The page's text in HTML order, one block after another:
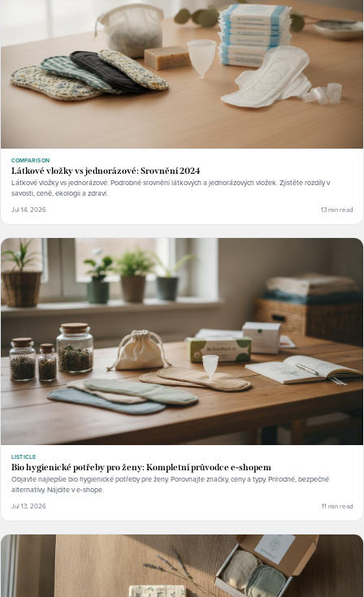
COMPARISON
Látkové vložky vs jednorázové: Srovnění 2024
Látkové vložky vs jednorázové: Podrobné srovnění látkových a jednorázových vložek. Zjistěte rozdíly v
savosti, ceně, ekologii a zdraví.
Jul 14, 2026 13 min read
LISTICLE
Bio hygienické potřeby pro ženy: Kompletní průvodce e-shopem
Objavte najlepšie bio hygienické potřeby pre ženy. Porovnajte značky, ceny a typy. Prírodné, bezpečné
alternatívy. Nájdite v e-shope.
Jul 13, 2026 11 min read